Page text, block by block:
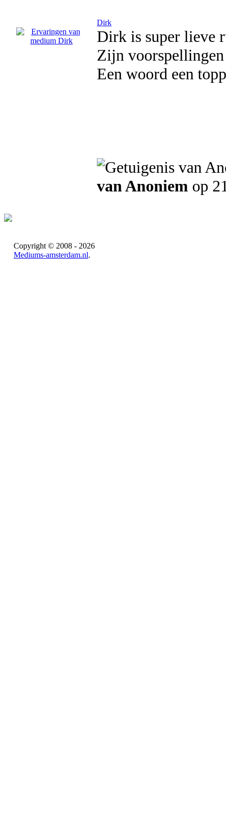
Dirk
Dirk is super lieve
Zijn
Een woord een
van Anoniem op
Copyright © 2008 - 2026
Mediums-amsterdam.nl.